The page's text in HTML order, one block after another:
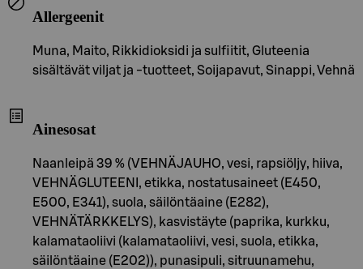
Allergeenit
Muna, Maito, Rikkidioksidi ja sulfiitit, Gluteenia
sisältävät viljat ja -tuotteet, Soijapavut, Sinappi, Vehnä
Ainesosat
Naanleipä 39 % (VEHNÄJAUHO, vesi, rapsiöljy, hiiva,
VEHNÄGLUTEENI, etikka, nostatusaineet (E450,
E500, E341), suola, säilöntäaine (E282),
VEHNÄTÄRKKELYS), kasvistäyte (paprika, kurkku,
kalamataoliivi (kalamataoliivi, vesi, suola, etikka,
säilöntäaine (E202)), punasipuli, sitruunamehu,